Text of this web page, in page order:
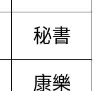
秘書
康樂